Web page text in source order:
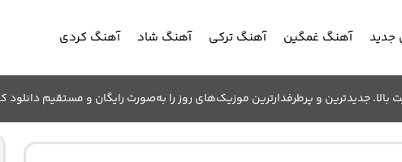
جدید آهنگ غمگین آهنگ ترکی آهنگ شاد آهنگ کردی
جدیدترین و پرطرفدارترین موزیک‌های روز را به‌صورت رایگان و مستقیم دانلود